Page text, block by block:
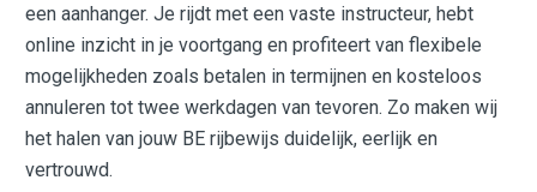
een aanhanger. Je rijdt met een vaste instructeur, hebt
online inzicht in je voortgang en profiteert van flexibele
mogelijkheden zoals betalen in termijnen en kosteloos
annuleren tot twee werkdagen van tevoren. Zo maken wij
het halen van jouw BE rijbewijs duidelijk, eerlijk en
vertrouwd.